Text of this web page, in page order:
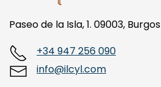
Paseo de la Isla, 1. 09003, Burgos
+34 947 256 090
info@ilcyl.com